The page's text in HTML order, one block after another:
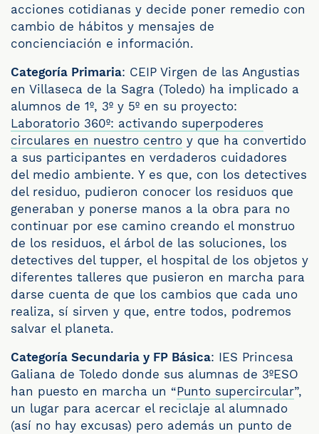
acciones cotidianas y decide poner remedio con
cambio de hábitos y mensajes de
concienciación e información.
Categoría Primaria: CEIP Virgen de las Angustias
en Villaseca de la Sagra (Toledo) ha implicado a
alumnos de 1º, 3º y 5º en su proyecto:
Laboratorio 360º: activando superpoderes
circulares en nuestro centro y que ha convertido
a sus participantes en verdaderos cuidadores
del medio ambiente. Y es que, con los detectives
del residuo, pudieron conocer los residuos que
generaban y ponerse manos a la obra para no
continuar por ese camino creando el monstruo
de los residuos, el árbol de las soluciones, los
detectives del tupper, el hospital de los objetos y
diferentes talleres que pusieron en marcha para
darse cuenta de que los cambios que cada uno
realiza, sí sirven y que, entre todos, podremos
salvar el planeta.
Categoría Secundaria y FP Básica: IES Princesa
Galiana de Toledo donde sus alumnas de 3ºESO
han puesto en marcha un “Punto supercircular”,
un lugar para acercar el reciclaje al alumnado
(así no hay excusas) pero además un punto de